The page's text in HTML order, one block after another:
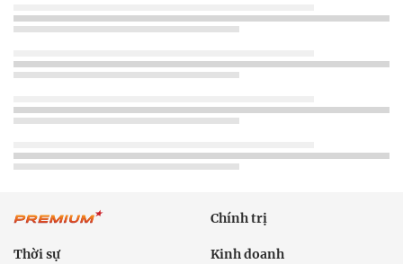
Chính trị
Thời sự Kinh doanh